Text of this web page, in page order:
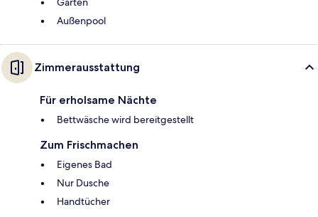
Außenpool
Zimmerausstattung
Für erholsame Nächte
Bettwäsche wird bereitgestellt
Zum Frischmachen
Eigenes Bad
Nur Dusche
Handtücher